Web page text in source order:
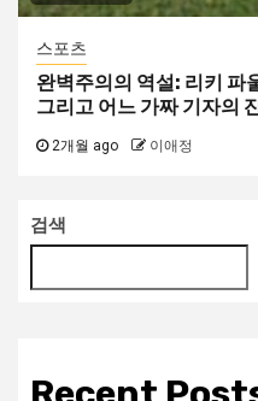
스포츠
완벽주의의 역설: 리키 파
그리고 어느 가짜 기자의
2개월 ago 이애정
검색